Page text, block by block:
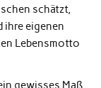
schätzt,
ihre eigenen
Lebensmotto
gewisses Maß